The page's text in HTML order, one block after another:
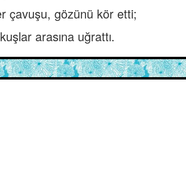
çavuşu, gözünü kör etti;
arasına uğrattı.